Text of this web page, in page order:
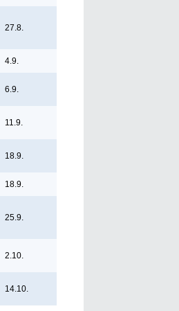
27.8.
4.9.
6.9.
11.9.
18.9.
18.9.
25.9.
2.10.
14.10.